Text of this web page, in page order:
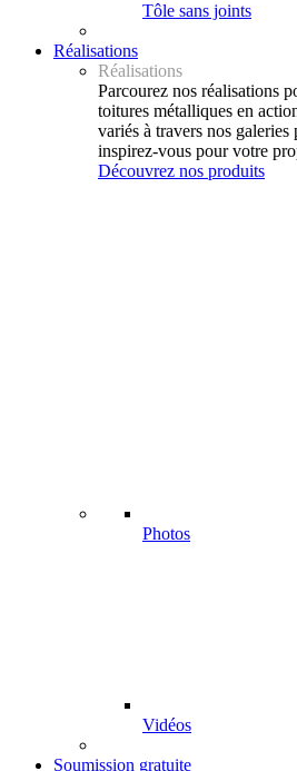
Tôle sans joints
Réalisations
Réalisations
Parcourez nos réalisations
toitures métalliques en
variés à travers nos galeries
inspirez-vous pour votre
Découvrez nos produits
Photos
Vidéos
Soumission gratuite